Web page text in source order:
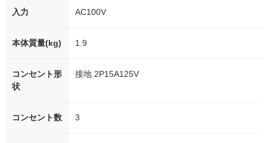
入力 AC100V
本体質量(kg) 1.9
コンセント形
状
接地 2P15A125V
コンセント数 3